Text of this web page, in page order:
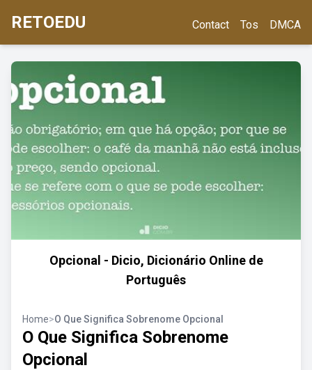
RETOEDU Contact Tos DMCA
Opcional - Dicio, Dicionário Online de
Português
Home>O Que Significa Sobrenome Opcional
O Que Significa Sobrenome
Opcional